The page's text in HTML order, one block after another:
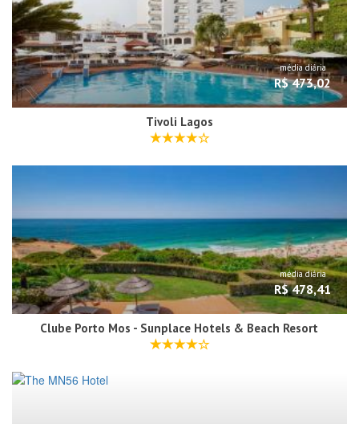
média diária
R$ 473,02
Tivoli Lagos
média diária
R$ 478,41
Clube Porto Mos - Sunplace Hotels & Beach Resort